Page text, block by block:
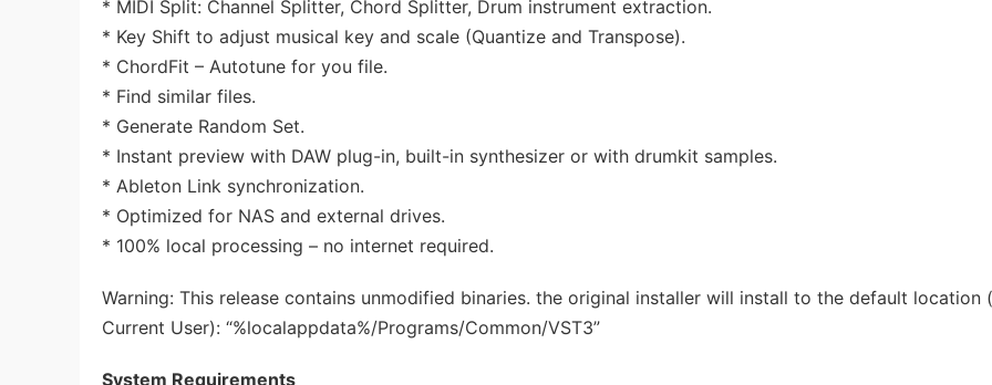
* MIDI Split: Channel Splitter, Chord Splitter, Drum instrument extraction.
* Key Shift to adjust musical key and scale (Quantize and Transpose).
* ChordFit – Autotune for you file.
* Find similar files.
* Generate Random Set.
* Instant preview with DAW plug-in, built-in synthesizer or with drumkit samples.
* Ableton Link synchronization.
* Optimized for NAS and external drives.
* 100% local processing – no internet required.
Warning: This release contains unmodified binaries. the original installer will install to the default location
Current User): “%localappdata%/Programs/Common/VST3”
System Requirements